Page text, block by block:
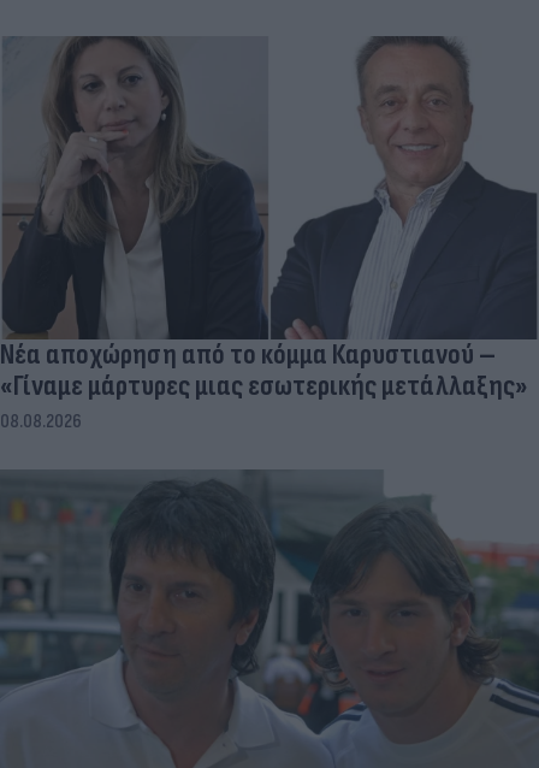
Νέα αποχώρηση από το κόμμα Καρυστιανού –
«Γίναμε μάρτυρες μιας εσωτερικής μετάλλαξης»
08.08.2026